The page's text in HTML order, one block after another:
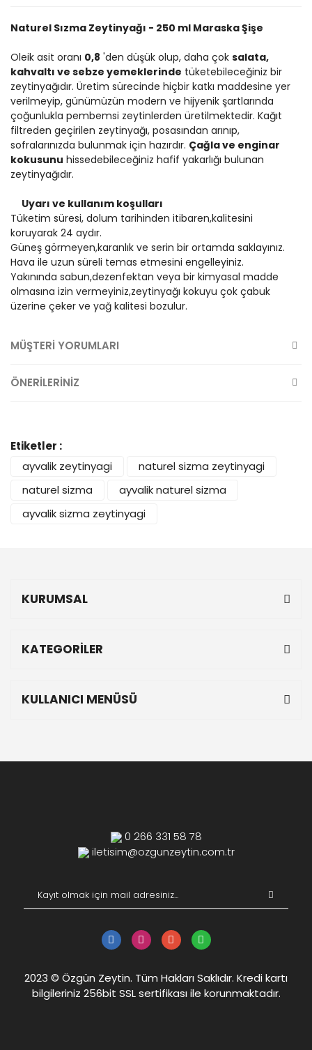
Naturel Sızma Zeytinyağı - 250 ml Maraska Şişe
Oleik asit oranı 0,8 'den düşük olup, daha çok salata,
kahvaltı ve sebze yemeklerinde tüketebileceğiniz bir
zeytinyağıdır. Üretim sürecinde hiçbir katkı maddesine yer
verilmeyip, günümüzün modern ve hijyenik şartlarında
çoğunlukla pembemsi zeytinlerden üretilmektedir. Kağıt
filtreden geçirilen zeytinyağı, posasından arınıp,
sofralarınızda bulunmak için hazırdır. Çağla ve enginar
kokusunu hissedebileceğiniz hafif yakarlığı bulunan
zeytinyağıdır.
Uyarı ve kullanım koşulları
Tüketim süresi, dolum tarihinden itibaren,kalitesini
koruyarak 24 aydır.
Güneş görmeyen,karanlık ve serin bir ortamda saklayınız.
Hava ile uzun süreli temas etmesini engelleyiniz.
Yakınında sabun,dezenfektan veya bir kimyasal madde
olmasına izin vermeyiniz,zeytinyağı kokuyu çok çabuk
üzerine çeker ve yağ kalitesi bozulur.
MÜŞTERİ YORUMLARI
ÖNERİLERİNİZ
Etiketler :
ayvalik zeytinyagi
naturel sizma zeytinyagi
naturel sizma
ayvalik naturel sizma
ayvalik sizma zeytinyagi
KURUMSAL
KATEGORİLER
KULLANICI MENÜSÜ
0 266 331 58 78
iletisim@ozgunzeytin.com.tr
2023 © Özgün Zeytin. Tüm Hakları Saklıdır. Kredi kartı
bilgileriniz 256bit SSL sertifikası ile korunmaktadır.